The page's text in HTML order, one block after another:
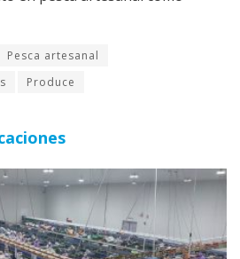
Pesca artesanal
Produce